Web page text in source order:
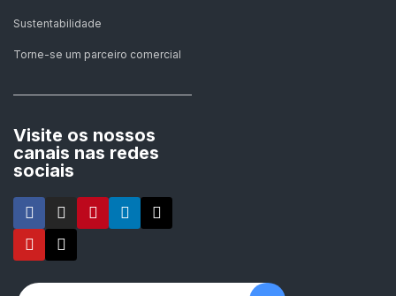
Sustentabilidade
Torne-se um parceiro comercial
Visite os nossos
canais nas redes
sociais